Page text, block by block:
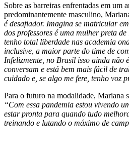
Sobre as barreiras enfrentadas em um
predominantemente masculino,
é desafiador. Imagina se matricular
dos professores é uma mulher preta
tenho total liberdade nas academia
inclusive, a maior parte do time de
Infelizmente, no Brasil isso ainda não
conversam e está bem mais fácil de
cuidado e, se algo me fere, tenho voz
Para o futuro na modalidade, Mariana
“Com essa pandemia estou vivendo
estar pronta para quando tudo
treinando e lutando o máximo de